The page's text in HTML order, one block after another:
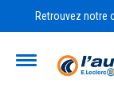
Retrouvez notre